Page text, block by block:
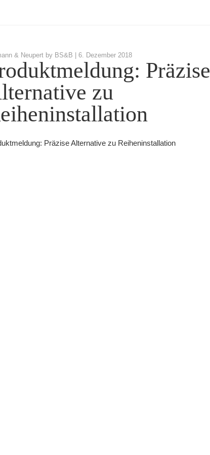
& Neupert by BS&B | 6. Dezember 2018
Präzise
zu
Präzise Alternative zu Reiheninstallation